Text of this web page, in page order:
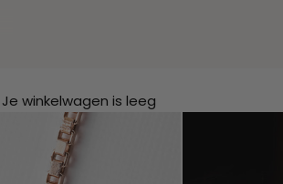
Je winkelwagen is leeg